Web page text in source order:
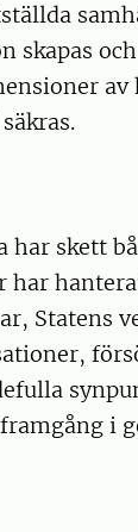
skapas och
har skett
har
Statens
i